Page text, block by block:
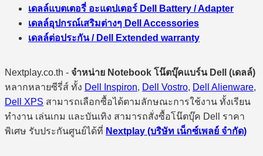
เดลล์แบตเตอรี่ อะแดปเตอร์ Dell Battery / Adapter
เดลล์อุปกรณ์เสริมต่างๆ Dell Accessories
เดลล์ต่อประกัน / Dell Extended warranty
Nextplay.co.th - จำหน่าย Notebook โน๊ตบุ๊คแบร์น Dell (เดลล์)
หลากหลายซีรี่ส์ ทั้ง Dell Inspiron, Dell Vostro, Dell Alienware,
Dell XPS สามารถเลือกซื้อได้ตามลักษณะการใช้งาน ทั้งเรียน
ทำงาน เล่นเกม และบันเทิง สามารถสั่งซื้อโน๊ตบุ๊ค Dell ราคา
พิเศษ รับประกันศูนย์ได้ที่ Nextplay (บริษัท เน็กซ์เพลย์ จำกัด)